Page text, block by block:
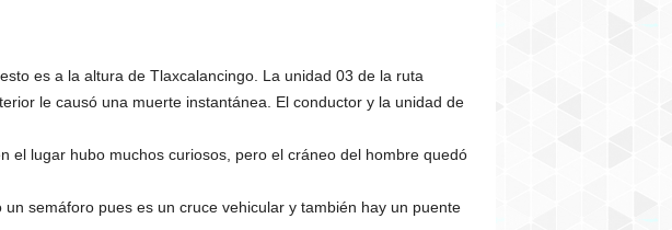
es a la altura de Tlaxcalancingo. La unidad 03 de la ruta
le causó una muerte instantánea. El conductor y la unidad de
el lugar hubo muchos curiosos, pero el cráneo del hombre quedó
semáforo pues es un cruce vehicular y también hay un puente